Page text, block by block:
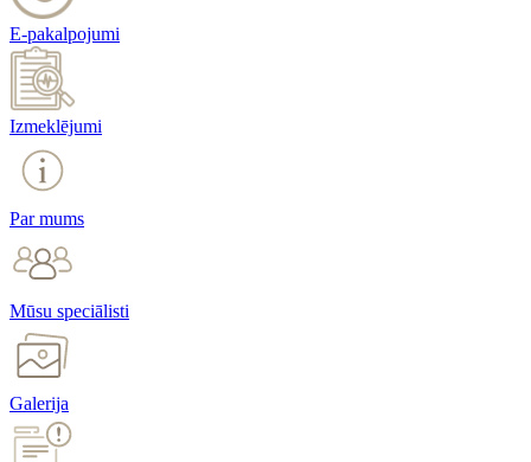
E-pakalpojumi
Izmeklējumi
Par mums
Mūsu speciālisti
Galerija